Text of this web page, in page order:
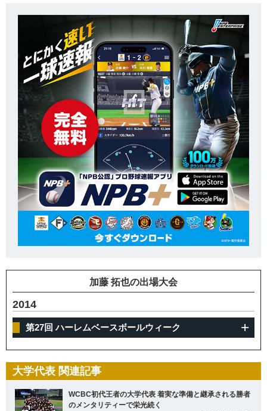
加藤 拓也の出場大会
2014
第27回 ハーレムベースボールウィーク
大学代表 関連記事
WCBC初代王者の大学代表 着実な準備と継承される勝者
のメンタリティーで栄光続く